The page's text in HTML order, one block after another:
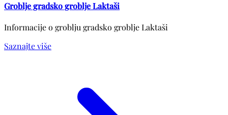
Groblje gradsko groblje Laktaši
Informacije o groblju gradsko groblje Laktaši
Saznajte više